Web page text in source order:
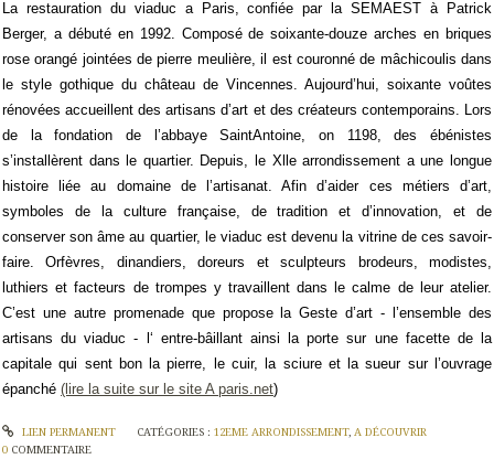
La restauration du viaduc a Paris, confiée par la SEMAEST à Patrick
Berger, a débuté en 1992. Composé de soixante-douze arches en briques
rose orangé jointées de pierre meulière, il est couronné de mâchicoulis dans
le style gothique du château de Vincennes. Aujourd’hui, soixante voûtes
rénovées accueillent des artisans d’art et des créateurs contemporains. Lors
de la fondation de l’abbaye Saint­Antoine, on 1198, des ébénistes
s’installèrent dans le quartier. Depuis, le Xlle arrondissement a une longue
histoire liée au domaine de l’artisanat. Afin d’aider ces métiers d’art,
symboles de la culture française, de tradition et d’innovation, et de
conserver son âme au quartier, le viaduc est devenu la vitrine de ces savoir-
faire. Orfèvres, dinandiers, doreurs et sculpteurs brodeurs, modistes,
luthiers et facteurs de trompes y travaillent dans le calme de leur atelier.
C’est une autre promenade que propose la Geste d’art - l’ensemble des
artisans du viaduc - l‘ entre-bâillant ainsi la porte sur une facette de la
capitale qui sent bon la pierre, le cuir, la sciure et la sueur sur l’ouvrage
épanché (lire la suite sur le site A paris.net)
LIEN PERMANENT CATÉGORIES : 12EME ARRONDISSEMENT, A DÉCOUVRIR
0 COMMENTAIRE